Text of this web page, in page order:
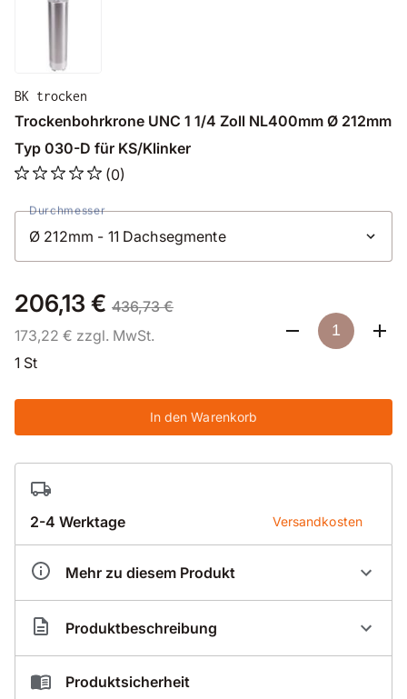
BK trocken
Trockenbohrkrone UNC 1 1/4 Zoll NL400mm Ø 212mm
Typ 030-D für KS/Klinker
(0)
Durchmesser
206,13 € 436,73 €
173,22 € zzgl. MwSt.
1 St
In den Warenkorb
2-4 Werktage Versandkosten
Mehr zu diesem Produkt
Artikelnummer BK1730212
Produktbeschreibung
Trockenbohrkrone mit Dachsegment
Produktsicherheit